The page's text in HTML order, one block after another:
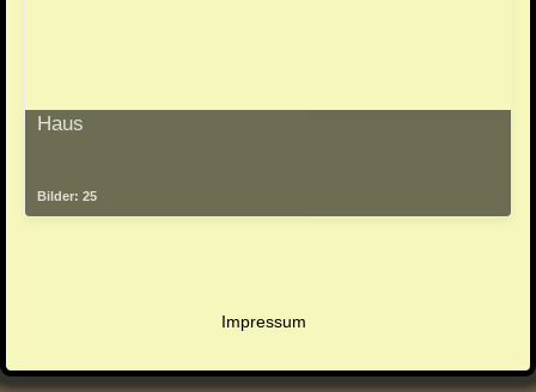
Haus
Bilder: 25
Impressum